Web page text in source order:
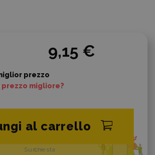
9,15 €
Su richiesta
al carrello
prezzo
prezzo migliore?